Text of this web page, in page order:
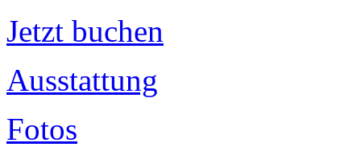
Jetzt buchen
Ausstattung
Fotos